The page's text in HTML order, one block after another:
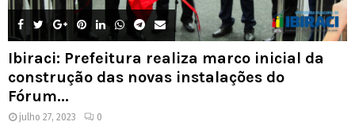
Ibiraci: Prefeitura realiza marco inicial da
construção das novas instalações do
Fórum...
julho 27, 2023 0